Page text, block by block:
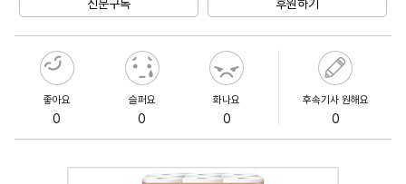
신문구독 후원하기
좋아요
0
슬퍼요
0
화나요
0
후속기사 원해요
0